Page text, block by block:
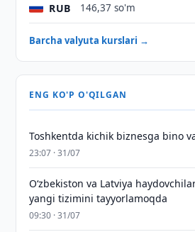
RUB 146,37 so'm
Barcha valyuta kurslari →
ENG KO'P O'QILGAN
Toshkentda kichik biznesga bino
23:07 · 31/07
Oʻzbekiston va Latviya
yangi tizimini tayyorlamoqda
09:30 · 31/07